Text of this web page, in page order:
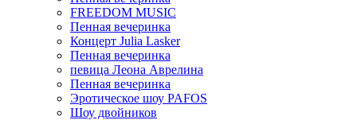
FREEDOM MUSIC
Пенная вечеринка
Концерт Julia Lasker
Пенная вечеринка
певица Леона Аврелина
Пенная вечеринка
Эротическое шоу PAFOS
Шоу двойников